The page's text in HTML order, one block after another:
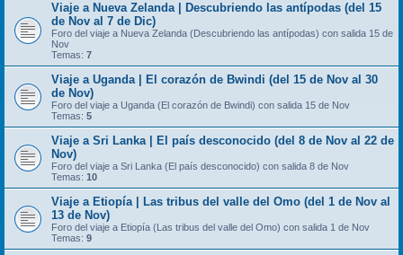
Viaje a Nueva Zelanda | Descubriendo las antípodas (del 15
de Nov al 7 de Dic)
Foro del viaje a Nueva Zelanda (Descubriendo las antípodas) con salida 15 de
Nov
Temas: 7
Viaje a Uganda | El corazón de Bwindi (del 15 de Nov al 30
de Nov)
Foro del viaje a Uganda (El corazón de Bwindi) con salida 15 de Nov
Temas: 5
Viaje a Sri Lanka | El país desconocido (del 8 de Nov al 22 de
Nov)
Foro del viaje a Sri Lanka (El país desconocido) con salida 8 de Nov
Temas: 10
Viaje a Etiopía | Las tribus del valle del Omo (del 1 de Nov al
13 de Nov)
Foro del viaje a Etiopía (Las tribus del valle del Omo) con salida 1 de Nov
Temas: 9